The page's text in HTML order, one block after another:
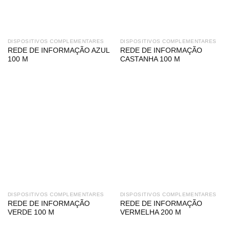
DISPOSITIVOS COMPLEMENTARES
REDE DE INFORMAÇÃO AZUL
100 M
DISPOSITIVOS COMPLEMENTARES
REDE DE INFORMAÇÃO
CASTANHA 100 M
DISPOSITIVOS COMPLEMENTARES
REDE DE INFORMAÇÃO
VERDE 100 M
DISPOSITIVOS COMPLEMENTARES
REDE DE INFORMAÇÃO
VERMELHA 200 M